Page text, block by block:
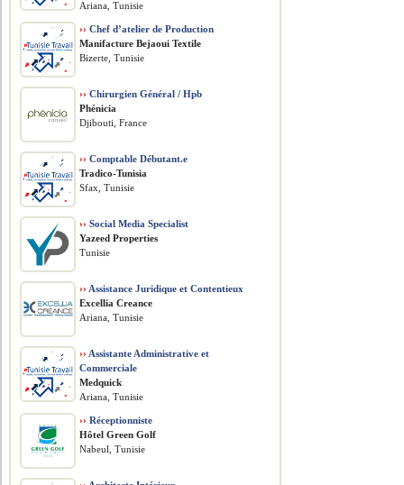
Ariana, Tunisie
›› Chef d’atelier de Production
Manifacture Bejaoui Textile
Bizerte, Tunisie
›› Chirurgien Général / Hpb
Phénicia
Djibouti, France
›› Comptable Débutant.e
Tradico-Tunisia
Sfax, Tunisie
›› Social Media Specialist
Yazeed Properties
Tunisie
›› Assistance Juridique et Contentieux
Excellia Creance
Ariana, Tunisie
›› Assistante Administrative et
Commerciale
Medquick
Ariana, Tunisie
›› Réceptionniste
Hôtel Green Golf
Nabeul, Tunisie